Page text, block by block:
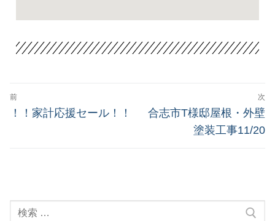
前
！！家計応援セール！！
次
合志市T様邸屋根・外壁
塗装工事11/20